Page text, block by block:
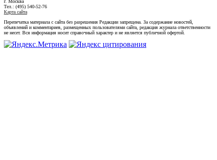
г. Москва
Тел.: (495) 540-52-76
Карта сайта
Перепечатка материала с сайта без разрешения Редакции запрещена. За содержание новостей,
объявлений и комментариев, размещенных пользователями сайта, редакция журнала ответственности
не несет. Вся информация носит справочный характер и не является публичной офертой.